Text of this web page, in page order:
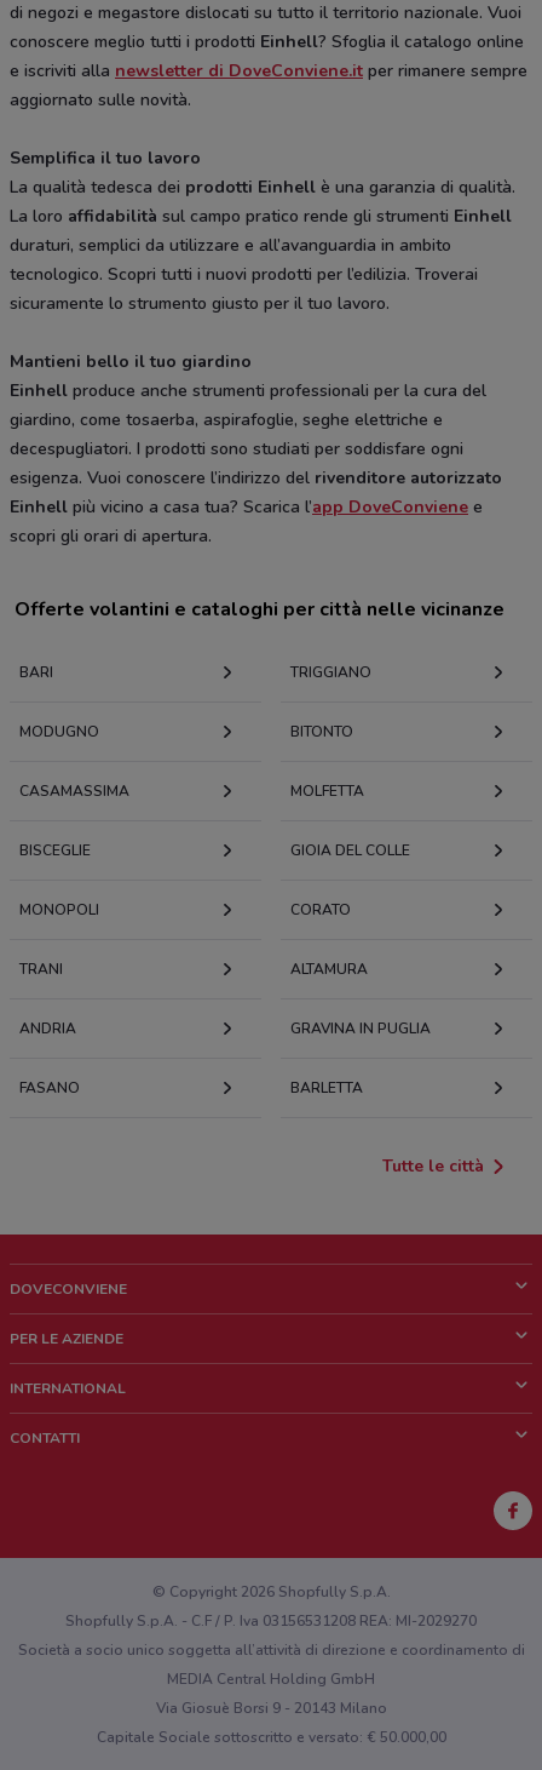
di negozi e megastore dislocati su tutto il territorio nazionale. Vuoi
conoscere meglio tutti i prodotti Einhell? Sfoglia il catalogo online
e iscriviti alla newsletter di DoveConviene.it per rimanere sempre
aggiornato sulle novità.
Semplifica il tuo lavoro
La qualità tedesca dei prodotti Einhell è una garanzia di qualità.
La loro affidabilità sul campo pratico rende gli strumenti Einhell
duraturi, semplici da utilizzare e all’avanguardia in ambito
tecnologico. Scopri tutti i nuovi prodotti per l’edilizia. Troverai
sicuramente lo strumento giusto per il tuo lavoro.
Mantieni bello il tuo giardino
Einhell produce anche strumenti professionali per la cura del
giardino, come tosaerba, aspirafoglie, seghe elettriche e
decespugliatori. I prodotti sono studiati per soddisfare ogni
esigenza. Vuoi conoscere l’indirizzo del rivenditore autorizzato
Einhell più vicino a casa tua? Scarica l’app DoveConviene e
scopri gli orari di apertura.
Offerte volantini e cataloghi per città nelle vicinanze
BARI TRIGGIANO
MODUGNO BITONTO
CASAMASSIMA MOLFETTA
BISCEGLIE GIOIA DEL COLLE
MONOPOLI CORATO
TRANI ALTAMURA
ANDRIA GRAVINA IN PUGLIA
FASANO BARLETTA
Tutte le città
DOVECONVIENE
Chi siamo
Lavora con noi
PER LE AZIENDE
Richieste commerciali e marketing
INTERNATIONAL
CONTATTI
Hai un malfunzionamento sul web o sull'app?
© Copyright 2026 Shopfully S.p.A.
Shopfully S.p.A. - C.F / P. Iva 03156531208 REA: MI-2029270
Società a socio unico soggetta all’attività di direzione e coordinamento di
MEDIA Central Holding GmbH
Via Giosuè Borsi 9 - 20143 Milano
Capitale Sociale sottoscritto e versato: € 50.000,00